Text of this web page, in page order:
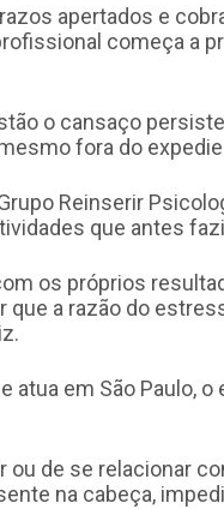
apertados e
começa a
o cansaço
fora do
Reinserir
que antes
os próprios
que a razão do
atua em São Paulo,
ou de se relacionar
na cabeça,